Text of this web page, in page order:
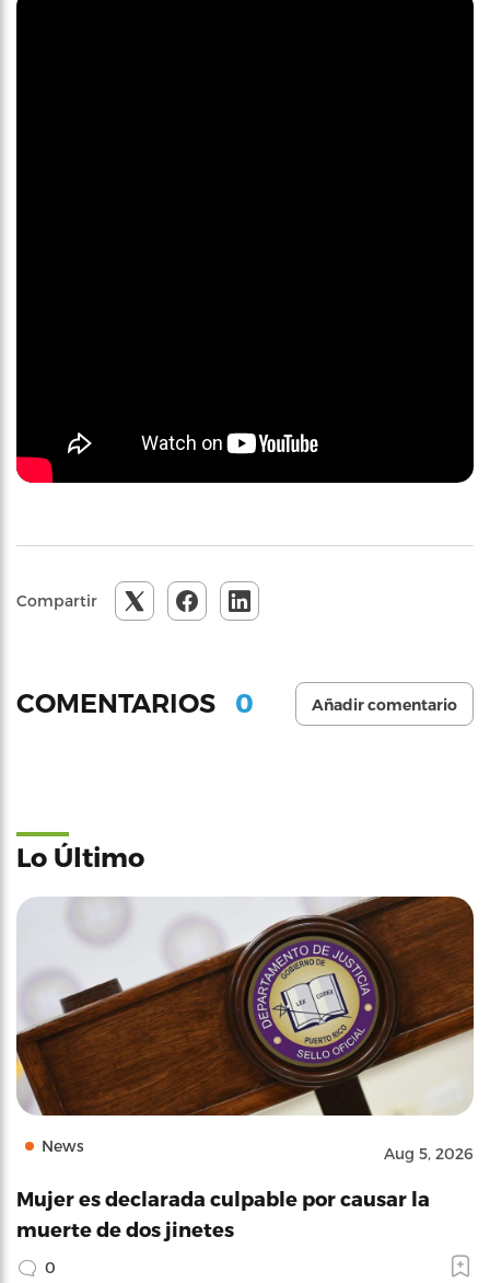
Compartir
COMENTARIOS 0 Añadir comentario
Lo Último
News Aug 5, 2026
Mujer es declarada culpable por causar la
muerte de dos jinetes
0